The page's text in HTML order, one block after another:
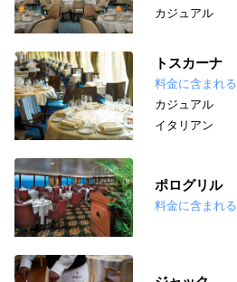
カジュアル
トスカーナ
料金に含まれる
カジュアル
イタリアン
ポログリル
料金に含まれる